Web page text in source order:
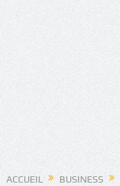
ACCUEIL BUSINESS